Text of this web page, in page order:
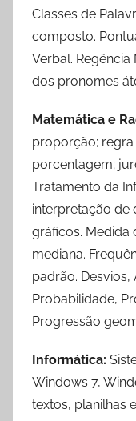
Classes de
composto.
Verbal.
dos pronomes
Matemática e
proporção;
porcentagem;
Tratamento da
interpretação de
gráficos. Medida
mediana.
padrão. Desvios,
Probabilidade,
Progressão
Informática:
Windows 7,
textos, planilhas